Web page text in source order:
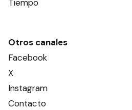
Tiempo
Otros canales
Facebook
X
Instagram
Contacto